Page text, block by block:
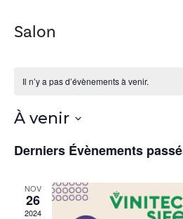
Salon
Il n’y a pas d’évènements à venir.
À venir
é
Derniers Évènements
NOV
26
2024